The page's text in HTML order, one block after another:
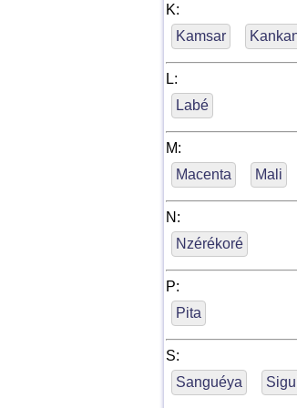
K:
Kamsar
L:
Labé
M:
Macenta
Mali
N:
Nzérékoré
P:
Pita
S:
Sanguéya